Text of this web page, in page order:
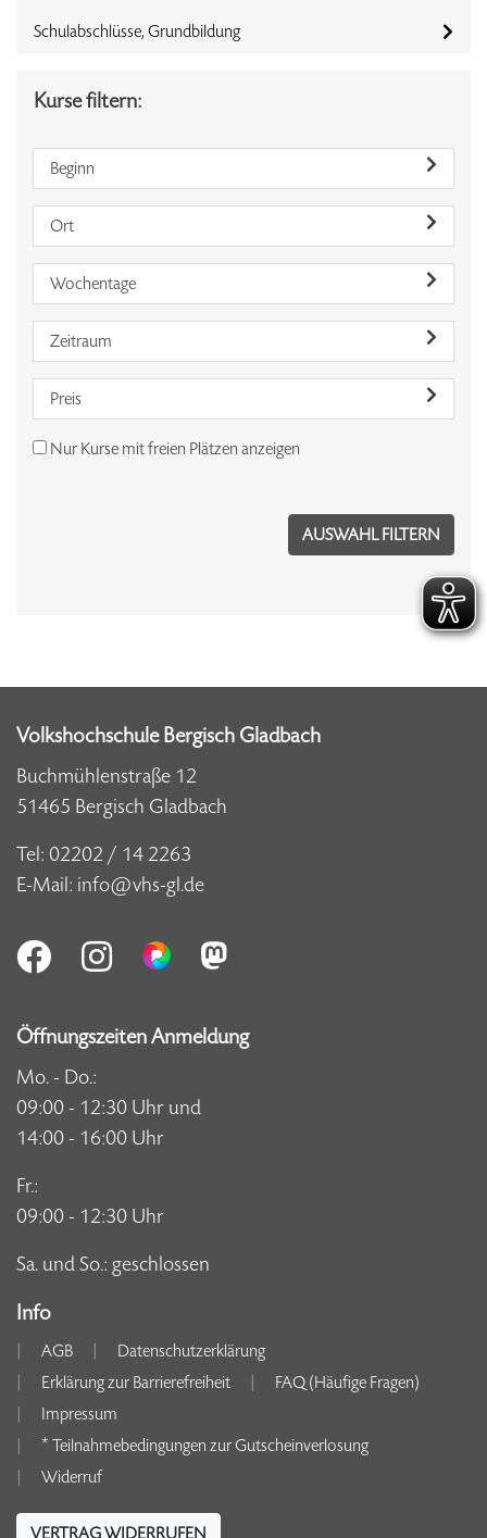
Schulabschlüsse, Grundbildung
Kurse filtern:
Beginn
Ort
Wochentage
Zeitraum
Preis
Nur Kurse mit freien Plätzen anzeigen
Volkshochschule Bergisch Gladbach
Buchmühlenstraße 12
51465 Bergisch Gladbach
Tel: 02202 / 14 2263
E-Mail: info@vhs-gl.de
Öffnungszeiten Anmeldung
Mo. - Do.:
09:00 - 12:30 Uhr und
14:00 - 16:00 Uhr
Fr.:
09:00 - 12:30 Uhr
Sa. und So.: geschlossen
Info
AGB
Datenschutzerklärung
Erklärung zur Barrierefreiheit
FAQ (Häufige Fragen)
Impressum
* Teilnahmebedingungen zur Gutscheinverlosung
Widerruf
VERTRAG WIDERRUFEN